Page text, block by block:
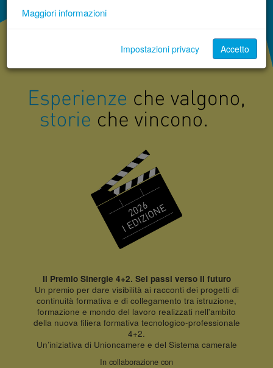
Il Premio Sinergie 4+2. Sei passi verso il futuro
Un premio per dare visibilità ai racconti dei progetti di
continuità formativa e di collegamento tra istruzione,
formazione e mondo del lavoro realizzati nell'ambito
della nuova filiera formativa tecnologico-professionale
4+2.
Un’iniziativa di Unioncamere e del Sistema camerale
In collaborazione con
Maggiori informazioni
Impostazioni privacy Accetto